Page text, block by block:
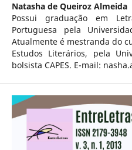
Natasha de Queiroz Almeida
Possui graduação em
Portuguesa pela
Atualmente é mestranda do
Estudos Literários, pela
bolsista CAPES. E-mail: